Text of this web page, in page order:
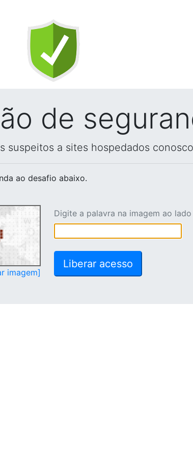
de
suspeitos a sites hospedados
ao desafio abaixo.
imagem]
Digite a palavra na imagem ao